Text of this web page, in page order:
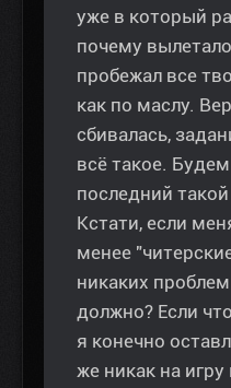
уже в который
почему
пробежал все
как по маслу.
сбивалась,
всё такое.
последний
Кстати, если
менее
никаких
должно? Если
я конечно
же никак на